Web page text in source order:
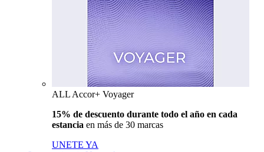
ALL Accor+ Voyager
15% de descuento durante todo el año en cada
estancia en más de 30 marcas
UNETE YA